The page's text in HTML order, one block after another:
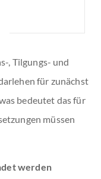
, Tilgungs- und
für zunächst
bedeutet das für
müssen
werden